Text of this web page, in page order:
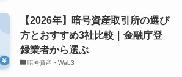
【2026年】暗号資産取引所の選び
方とおすすめ3社比較｜金融庁登
録業者から選ぶ
暗号資産・Web3